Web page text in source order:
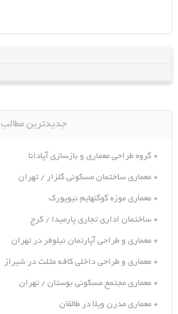
جدیدترین مطالب
گروه طراحی معماری و بازسازی آپادانا
معماری ساختمان مسکونی گلزار / تهران
معماری موزه گوگنهایم نیویورک
ساختمان اداری تجاری پارمیدا / کرج
معماری و طراحی آپارتمان نیلوفر در تهران
معماری و طراحی داخلی کافه مثلث در شیراز
معماری مجتمع مسکونی بوستان / تهران
معماری مدرن ویلا در طالقان